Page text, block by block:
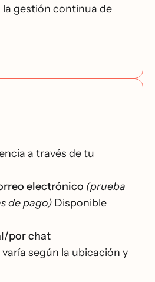
gestión continua de
a través de tu
electrónico (prueba
de pago) Disponible
por chat
según la ubicación y